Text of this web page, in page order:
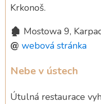
Krkonoš.
🏚️ Mostowa 9,
@ webová stránka
Nebe v ústech
Útulná restaurace